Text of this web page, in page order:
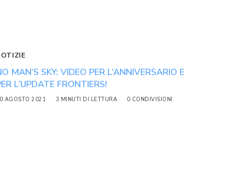
MAN’S SKY: VIDEO PER L’ANNIVERSARIO E
L’UPDATE FRONTIERS!
AGOSTO 2021 3 MINUTI DI LETTURA 0 CONDIVISIONI